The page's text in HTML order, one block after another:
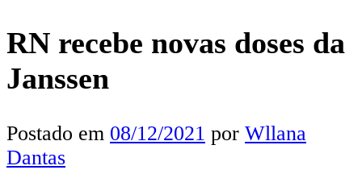
RN recebe novas doses da
Janssen
Postado em 08/12/2021 por Wllana
Dantas